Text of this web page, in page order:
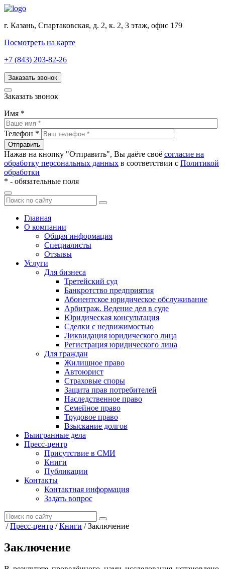
г. Казань, Спартаковская, д. 2, к. 2, 3 этаж, офис 179
Посмотреть на карте
+7 (843) 203-82-26
Заказать звонок
Заказать звонок
Имя *
Телефон *
Нажав на кнопку "Отправить", Вы даёте своё согласие на
обработку персональных данных в соответствии с Политикой
обработки
* - обязательные поля
Главная
О компании
Общая информация
Специалисты
Отзывы
Услуги
Для бизнеса
Третейский суд
Банкротство предприятия
Абонентское юридическое обслуживание
Арбитраж. Ведение дел в суде
Юридическая консультация
Сделки с недвижимостью
Ликвидация юридического лица
Регистрация юридического лица
Для граждан
Жилищное право
Автоюрист
Страховые споры
Защита прав потребителей
Наследственное право
Семейное право
Трудовое право
Взыскание долгов
Выигранные дела
Пресс-центр
Присутствие в СМИ
Книги
Публикации
Контакты
Контактная информация
Задать вопрос
/Пресс-центр /Книги /Заключение
Заключение